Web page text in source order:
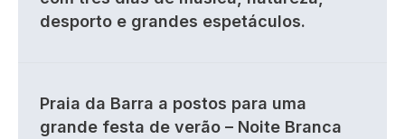
desporto e grandes espetáculos.
Praia da Barra a postos para uma
grande festa de verão – Noite Branca